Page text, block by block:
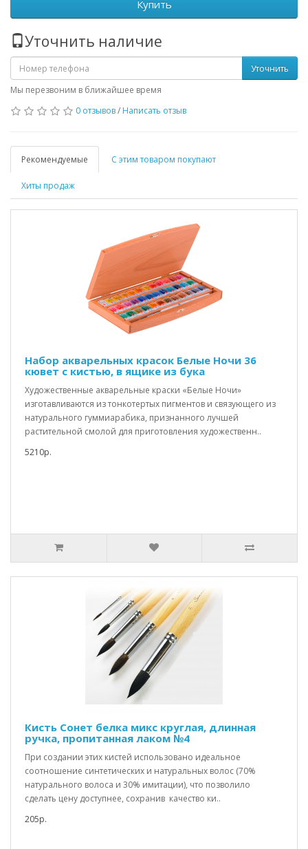
Купить
Уточнить наличие
Уточнить
Мы перезвоним в ближайшее время
0 отзывов/ Написать отзыв
Рекомендуемые С этим товаром покупают
Хиты продаж
Набор акварельных красок Белые Ночи 36
кювет с кистью, в ящике из бука
Художественные акварельные краски «Белые Ночи»
изготавливаются из тонкотертых пигментов и связующего из
натурального гуммиарабика, признанного лучшей
растительной смолой для приготовления художественн..
5210р.
Кисть Сонет белка микс круглая, длинная
ручка, пропитанная лаком №4
При создании этих кистей использовано идеальное
соотношение синтетических и натуральных волос (70%
натурального волоса и 30% имитации), что позволило
сделать цену доступнее, сохранив качество ки..
205р.